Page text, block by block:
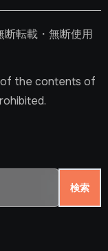
断転載・無断使用
of the contents of